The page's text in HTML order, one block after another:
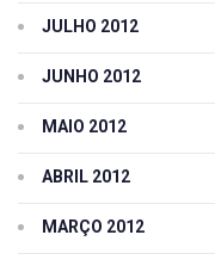
JULHO 2012
JUNHO 2012
MAIO 2012
ABRIL 2012
MARÇO 2012